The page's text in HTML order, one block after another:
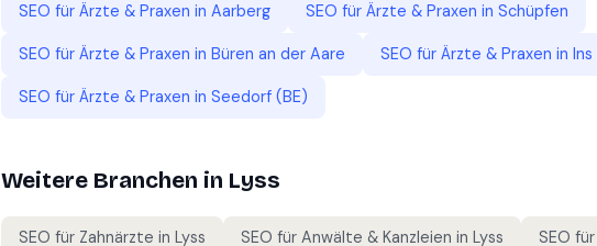
SEO für Ärzte & Praxen in Aarberg SEO für Ärzte & Praxen in Schüpfen
SEO für Ärzte & Praxen in Büren an der Aare SEO für Ärzte & Praxen in Ins
SEO für Ärzte & Praxen in Seedorf (BE)
Weitere Branchen in Lyss
SEO für Zahnärzte in Lyss SEO für Anwälte & Kanzleien in Lyss SEO für